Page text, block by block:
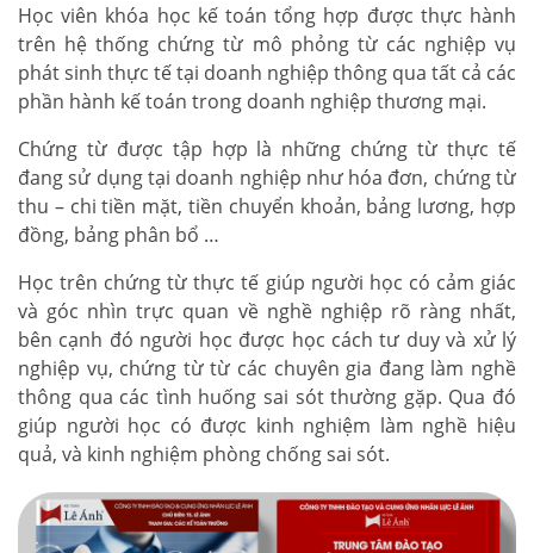
Học viên khóa học kế toán tổng hợp được thực hành
trên hệ thống chứng từ mô phỏng từ các nghiệp vụ
phát sinh thực tế tại doanh nghiệp thông qua tất cả các
phần hành kế toán trong doanh nghiệp thương mại.
Chứng từ được tập hợp là những chứng từ thực tế
đang sử dụng tại doanh nghiệp như hóa đơn, chứng từ
thu – chi tiền mặt, tiền chuyển khoản, bảng lương, hợp
đồng, bảng phân bổ …
Học trên chứng từ thực tế giúp người học có cảm giác
và góc nhìn trực quan về nghề nghiệp rõ ràng nhất,
bên cạnh đó người học được học cách tư duy và xử lý
nghiệp vụ, chứng từ từ các chuyên gia đang làm nghề
thông qua các tình huống sai sót thường gặp. Qua đó
giúp người học có được kinh nghiệm làm nghề hiệu
quả, và kinh nghiệm phòng chống sai sót.